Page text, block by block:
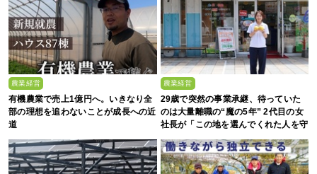
農業経営
有機農業で売上1億円へ。いきなり全
部の理想を追わないことが成長への近
道
農業経営
29歳で突然の事業承継、待っていた
のは大量離職の“魔の5年” 2代目の女
社長が「この地を選んでくれた人を守
る」と誓った日